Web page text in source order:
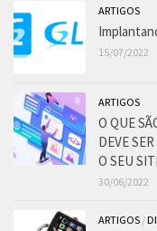
ARTIGOS
15/07/2022
ARTIGOS
O QUE
DEVE
O SEU
30/06/2022
ARTIGOS /